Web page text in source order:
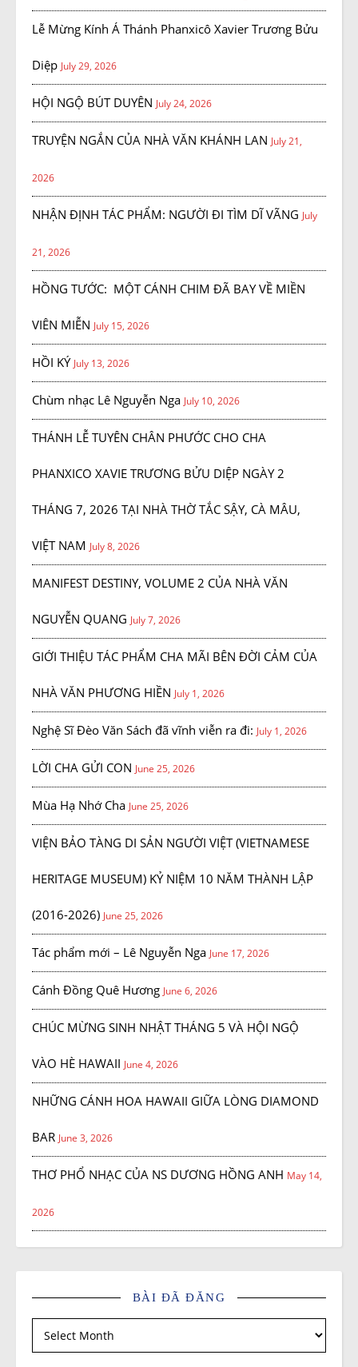
Lễ Mừng Kính Á Thánh Phanxicô Xavier Trương Bửu
Diệp July 29, 2026
HỘI NGỘ BÚT DUYÊN July 24, 2026
TRUYỆN NGẮN CỦA NHÀ VĂN KHÁNH LAN July 21,
2026
NHẬN ĐỊNH TÁC PHẨM: NGƯỜI ĐI TÌM DĨ VÃNG July
21, 2026
HỒNG TƯỚC: MỘT CÁNH CHIM ĐÃ BAY VỀ MIỀN
VIÊN MIỄN July 15, 2026
HỒI KÝ July 13, 2026
Chùm nhạc Lê Nguyễn Nga July 10, 2026
THÁNH LỄ TUYÊN CHÂN PHƯỚC CHO CHA
PHANXICO XAVIE TRƯƠNG BỬU DIỆP NGÀY 2
THÁNG 7, 2026 TẠI NHÀ THỜ TẮC SẬY, CÀ MÂU,
VIỆT NAM July 8, 2026
MANIFEST DESTINY, VOLUME 2 CỦA NHÀ VĂN
NGUYỄN QUANG July 7, 2026
GIỚI THIỆU TÁC PHẨM CHA MÃI BÊN ĐỜI CẢM CỦA
NHÀ VĂN PHƯƠNG HIỀN July 1, 2026
Nghệ Sĩ Đèo Văn Sách đã vĩnh viễn ra đi: July 1, 2026
LỜI CHA GỬI CON June 25, 2026
Mùa Hạ Nhớ Cha June 25, 2026
VIỆN BẢO TÀNG DI SẢN NGƯỜI VIỆT (VIETNAMESE
HERITAGE MUSEUM) KỶ NIỆM 10 NĂM THÀNH LẬP
(2016-2026) June 25, 2026
Tác phẩm mới – Lê Nguyễn Nga June 17, 2026
Cánh Đồng Quê Hương June 6, 2026
CHÚC MỪNG SINH NHẬT THÁNG 5 VÀ HỘI NGỘ
VÀO HÈ HAWAII June 4, 2026
NHỮNG CÁNH HOA HAWAII GIỮA LÒNG DIAMOND
BAR June 3, 2026
THƠ PHỔ NHẠC CỦA NS DƯƠNG HỒNG ANH May 14,
2026
BÀI ĐÃ ĐĂNG
Bài đã đăng